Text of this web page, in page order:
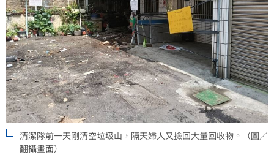
清潔隊前一天剛清空垃圾山，隔天婦人又撿回大量回收物。（圖／
翻攝畫面）